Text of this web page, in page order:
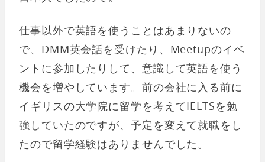
仕事以外で英語を使うことはあまりないの
で、DMM英会話を受けたり、Meetupのイベ
ントに参加したりして、意識して英語を使う
機会を増やしています。前の会社に入る前に
イギリスの大学院に留学を考えてIELTSを勉
強していたのですが、予定を変えて就職をし
たので留学経験はありませんでした。